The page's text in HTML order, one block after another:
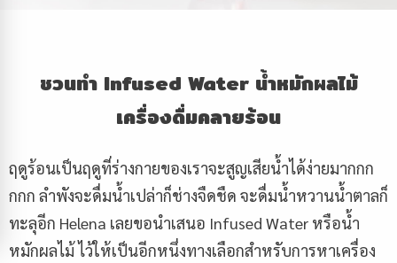
ชวนทำ Infused Water น้ำหมักผลไม้
เครื่องดื่มคลายร้อน
ฤดูร้อนเป็นฤดูที่ร่างกายของเราจะสูญเสียน้ำได้ง่ายมากกก
กกก ลำพังจะดื่มน้ำเปล่าก็ช่างจืดชืด จะดื่มน้ำหวานน้ำตาลก็
ทะลุอีก Helena เลยขอนำเสนอ Infused Water หรือน้ำ
หมักผลไม้ ไว้ให้เป็นอีกหนึ่งทางเลือกสำหรับการหาเครื่อง